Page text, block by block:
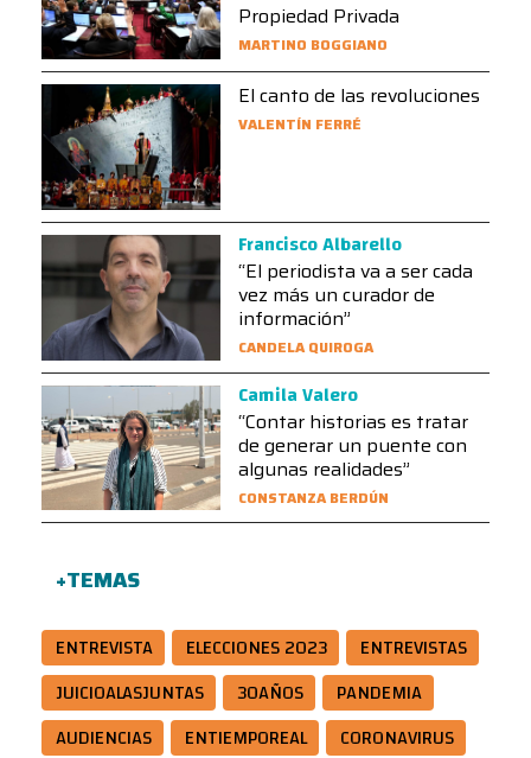
Propiedad Privada
MARTINO BOGGIANO
El canto de las revoluciones
VALENTÍN FERRÉ
Francisco Albarello
“El periodista va a ser cada
vez más un curador de
información”
CANDELA QUIROGA
Camila Valero
“Contar historias es tratar
de generar un puente con
algunas realidades”
CONSTANZA BERDÚN
+TEMAS
ENTREVISTA ELECCIONES 2023
ENTREVISTAS
JUICIOALASJUNTAS
30AÑOS
PANDEMIA
AUDIENCIAS
ENTIEMPOREAL
CORONAVIRUS